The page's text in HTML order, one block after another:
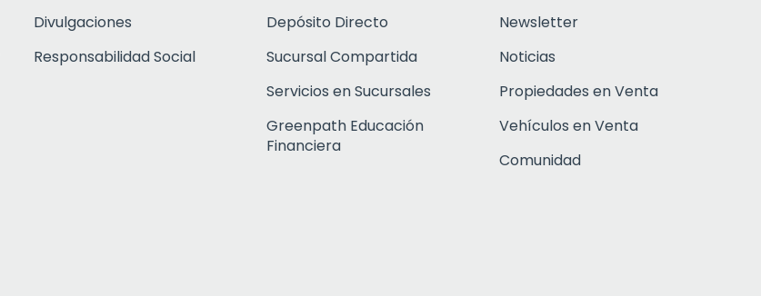
Divulgaciones
Responsabilidad Social
Depósito Directo
Sucursal Compartida
Servicios en Sucursales
Greenpath Educación
Financiera
Newsletter
Noticias
Propiedades en Venta
Vehículos en Venta
Comunidad